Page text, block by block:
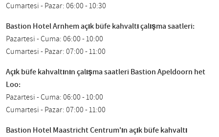
Cumartesi - Pazar: 06:00 - 10:30
Bastion Hotel Arnhem açık büfe kahvaltı çalışma saatleri:
Pazartesi - Cuma: 06:00 - 10:00
Cumartesi - Pazar: 07:00 - 11:00
Açık büfe kahvaltının çalışma saatleri Bastion Apeldoorn het
Loo:
Pazartesi - Cuma: 06:00 - 10:00
Cumartesi - Pazar: 07:00 - 11:00
Bastion Hotel Maastricht Centrum'ın açık büfe kahvaltı